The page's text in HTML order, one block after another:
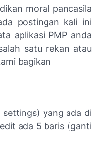
moral pancasila
postingan kali ini
aplikasi PMP anda
satu rekan atau
bagikan
yang ada di
ada 5 baris (ganti